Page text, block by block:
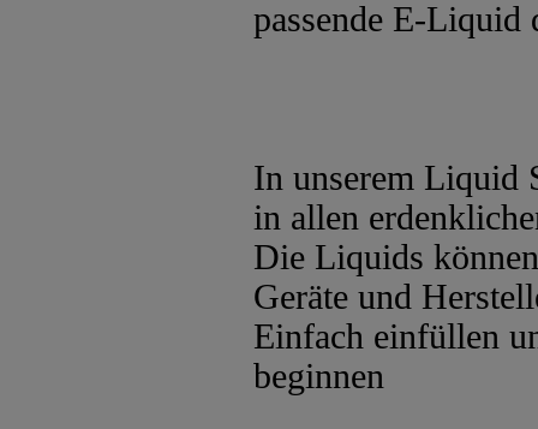
passende E-Liquid
In unserem Liquid
in allen
Die Liquids
Geräte und
Einfach einfüllen
beginnen